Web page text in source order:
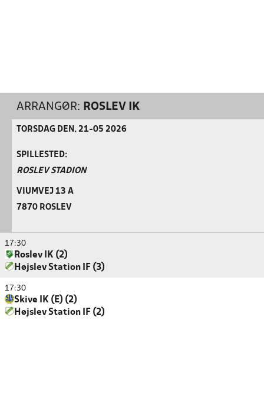
ARRANGØR: ROSLEV IK
TORSDAG DEN. 21-05 2026
SPILLESTED:
ROSLEV STADION
VIUMVEJ 13 A
7870 ROSLEV
17:30
Roslev IK (2)
Højslev Station IF (3)
17:30
Skive IK (E) (2)
Højslev Station IF (2)